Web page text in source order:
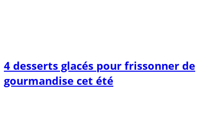
4 desserts glacés pour frissonner de
gourmandise cet été